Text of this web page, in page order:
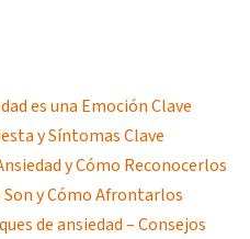
es una Emoción Clave
y Síntomas Clave
y Cómo Reconocerlos
Son y Cómo Afrontarlos
de ansiedad – Consejos